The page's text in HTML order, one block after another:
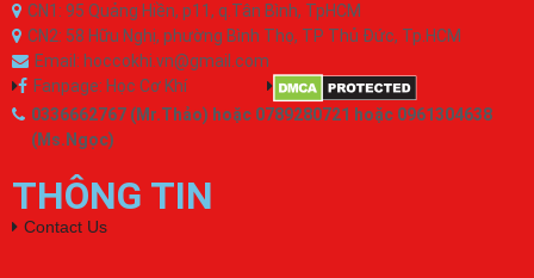
CN1: 95 Quảng Hiền, p11, q.Tân Bình, TpHCM
CN2: 58 Hữu Nghị, phường Bình Thọ, TP Thủ Đức, Tp.HCM
Email: hoccokhi.vn@gmail.com
Fanpage: Học Cơ Khí
0336662767 (Mr.Thảo) hoặc 0789280721 hoặc 0961304638
(Ms.Ngọc)
THÔNG TIN
Contact Us